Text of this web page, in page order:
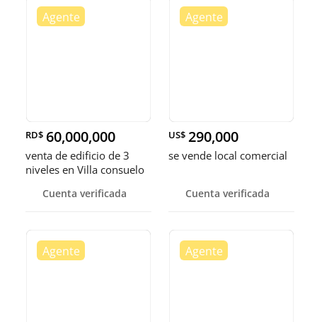
RD$ 60,000,000
venta de edificio de 3
niveles en Villa consuelo
Domingo
Cuenta verificada
US$ 290,000
se vende local comercial
Cuenta verificada